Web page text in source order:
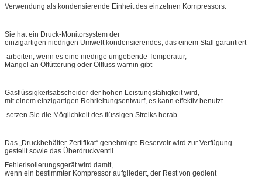
Verwendung als kondensierende Einheit des einzelnen Kompressors.
Sie hat ein Druck-Monitorsystem der
einzigartigen niedrigen Umwelt kondensierendes, das einem Stall garantiert
arbeiten, wenn es eine niedrige umgebende Temperatur,
Mangel an Ölfütterung oder Ölfluss warnin gibt
Gasflüssigkeitsabscheider der hohen Leistungsfähigkeit wird,
mit einem einzigartigen Rohrleitungsentwurf, es kann effektiv benutzt
setzen Sie die Möglichkeit des flüssigen Streiks herab.
Das „Druckbehälter-Zertifikat“ genehmigte Reservoir wird zur Verfügung
gestellt sowie das Überdruckventil.
Fehlerisolierungsgerät wird damit,
wenn ein bestimmter Kompressor aufgliedert, der Rest von gedient